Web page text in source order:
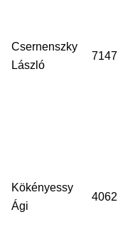
Csernenszky
László
7147
Kökényessy
Ági
4062